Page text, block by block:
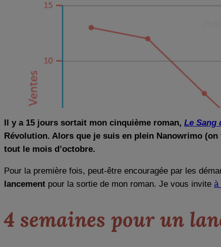
Il y a 15 jours sortait mon cinquième roman, Le Sang
Révolution. Alors que je suis en plein Nanowrimo
tout le mois d’octobre.
Pour la première fois, peut-être encouragée par les
lancement pour la sortie de mon roman. Je vous invite à
4 semaines pour un